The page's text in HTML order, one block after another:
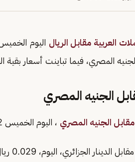
العربية مقابل الريال اليوم الخميس 22-1-1447
المصري، فيما تباينت أسعار
الجنيه المصري
مقابل الجنيه المصري ، اليوم الخميس 22-1-1447 في البنك المركزي، استقرارًا 0.076 ريال.
الجزائري، اليوم، 0.029 ريال.